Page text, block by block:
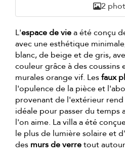
2
L'espace de viea été conçu
avec une esthétique
blanc, de beige et de gris,
couleur grâce à des
murales orange vif. Lesfaux
l'opulence de la pièce et
provenant de l'extérieur
idéale pour passer du temps
l'on aime. La villa a été
le plus de lumière solaire et
des murs de verretout